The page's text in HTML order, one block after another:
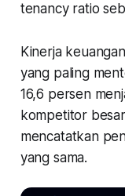
tenancy ratio
Kinerja
yang paling
16,6 persen
kompetitor
mencatatkan
yang sama.